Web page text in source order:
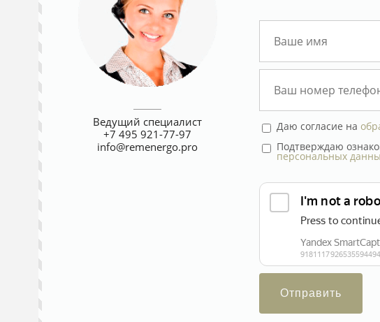
Ведущий специалист
+7 495 921-77-97
info@remenergo.pro
Даю согласие на
Подтверждаю
персональных
Отправить